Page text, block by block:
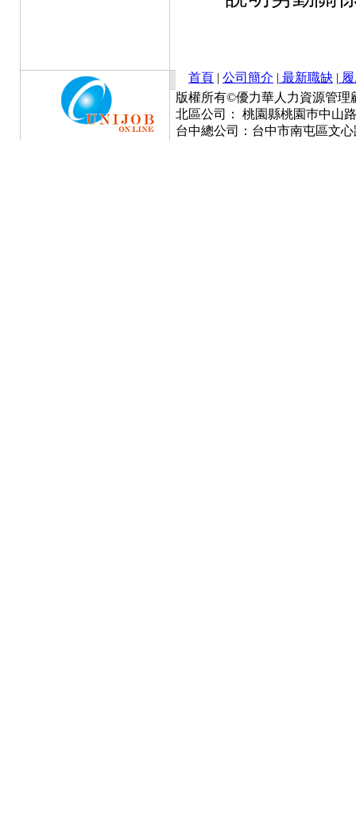
首頁 | 公司簡介 | 最新職缺 |
版權所有©優力華人力資源管理
北區公司： 桃園縣桃園巿中山
台中總公司：台中市南屯區文